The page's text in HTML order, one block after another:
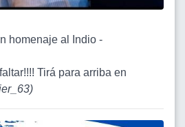
homenaje al Indio -
Tirá para arriba en
)